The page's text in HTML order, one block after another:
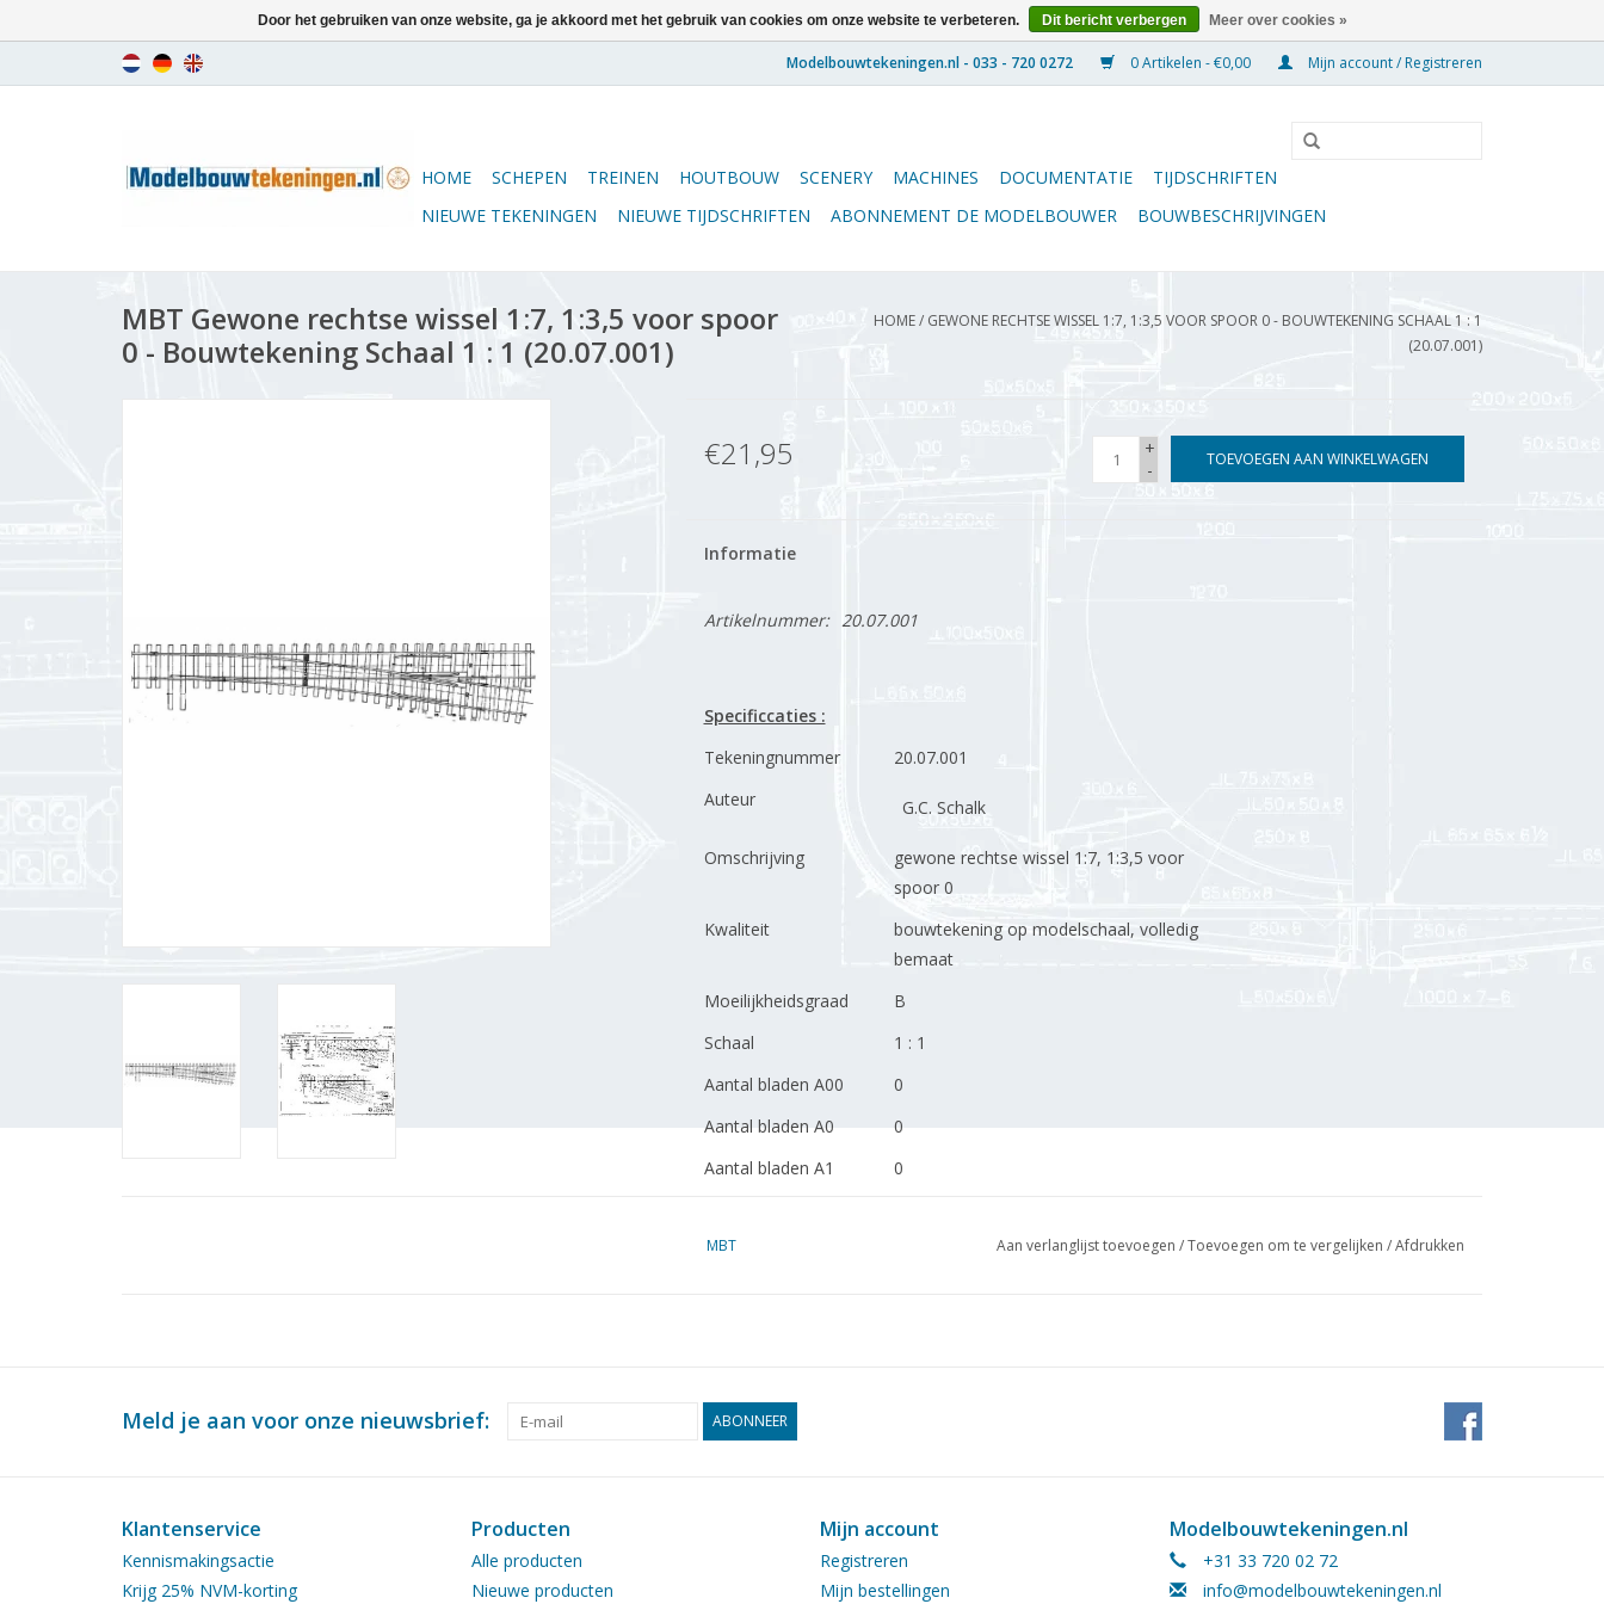
0 Artikelen - €0,00 Mijn account / Registreren
HOME SCHEPEN TREINEN HOUTBOUW SCENERY MACHINES DOCUMENTATIE
TIJDSCHRIFTEN
NIEUWE TEKENINGEN
NIEUWE TIJDSCHRIFTEN ABONNEMENT DE MODELBOUWER BOUWBESCHRIJVINGEN
MBT Gewone rechtse wissel 1:7, 1:3,5 voor spoor
0 - Bouwtekening Schaal 1 : 1 (20.07.001)
HOME/ GEWONE RECHTSE WISSEL 1:7, 1:3,5 VOOR SPOOR 0 - BOUWTEKENING SCHAAL 1 : 1
(20.07.001)
€21,95
+
-
TOEVOEGEN AAN WINKELWAGEN
Informatie
Artikelnummer: 20.07.001
Specificcaties :
Tekeningnummer
20.07.001
Auteur
G.C. Schalk
Omschrijving
gewone rechtse wissel 1:7, 1:3,5 voor
spoor 0
Kwaliteit
bouwtekening op modelschaal, volledig
bemaat
Moeilijkheidsgraad
B
Schaal
1 : 1
Aantal bladen A00
0
Aantal bladen A0
0
Aantal bladen A1
0
Aantal bladen A3
Aantal bladen A4 tekst
Gewicht in gram
MBT Aan verlanglijst toevoegen /Toevoegen om te vergelijken /Afdrukken
Meld je aan voor onze nieuwsbrief: ABONNEER
Klantenservice
Kennismakingsactie
Krijg 25% NVM-korting
Producten
Alle producten
Nieuwe producten
Mijn account
Registreren
Mijn bestellingen
Modelbouwtekeningen.nl
+31 33 720 02 72
info@modelbouwtekeningen.nl
Door het gebruiken van onze website, ga je akkoord met het gebruik van cookies om onze website te verbeteren. Dit bericht verbergen Meer over cookies »